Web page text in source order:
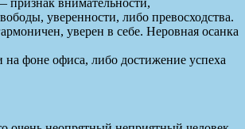
признак внимательности,
уверенности, либо превосходства.
уверен в себе. Неровная осанка
фоне офиса, либо достижение успеха